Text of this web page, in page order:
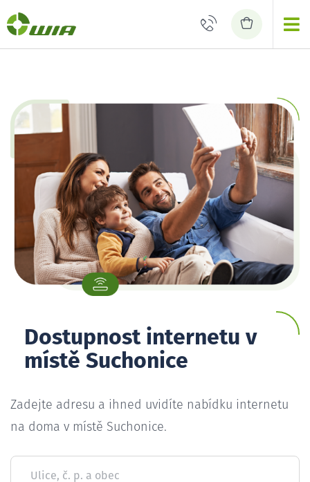
Dostupnost internetu v
místě Suchonice
Zadejte adresu a ihned uvidíte nabídku internetu
na doma v místě Suchonice.
Ulice, č. p. a obec